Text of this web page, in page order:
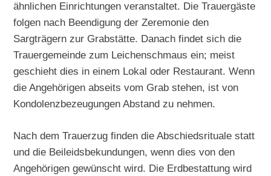
ähnlichen Einrichtungen veranstaltet. Die Trauergäste
folgen nach Beendigung der Zeremonie den
Sargträgern zur Grabstätte. Danach findet sich die
Trauergemeinde zum Leichenschmaus ein; meist
geschieht dies in einem Lokal oder Restaurant. Wenn
die Angehörigen abseits vom Grab stehen, ist von
Kondolenzbezeugungen Abstand zu nehmen.
Nach dem Trauerzug finden die Abschiedsrituale statt
und die Beileidsbekundungen, wenn dies von den
Angehörigen gewünscht wird. Die Erdbestattung wird